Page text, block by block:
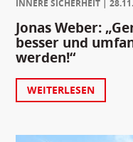
INNERE SICHERHEIT
Jonas Weber:
besser und
werden!“
WEITERLESEN